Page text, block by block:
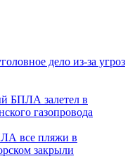
дело из-за угроз
БПЛА залетел в
газопровода
все пляжи в
закрыли